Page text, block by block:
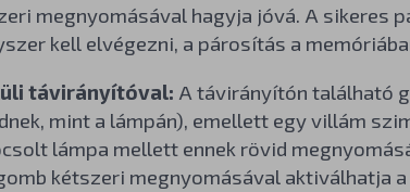
megnyomásával hagyja jóvá. A sikeres
kell elvégezni, a párosítás a
távirányítóval: A távirányítón található
mint a lámpán), emellett egy villám
lámpa mellett ennek rövid
kétszeri megnyomásával aktiválhatja